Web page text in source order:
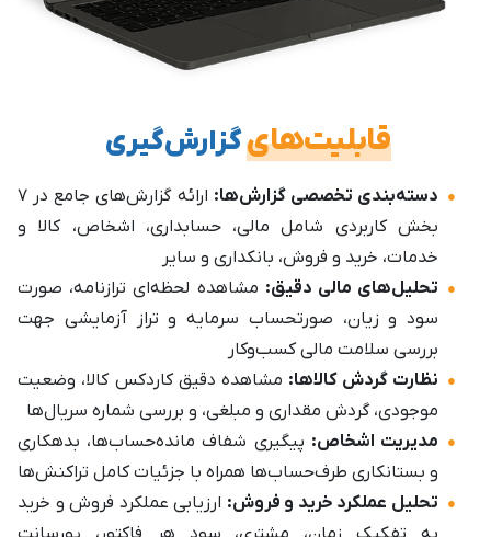
قابلیت‌هایگزارش‌گیری
دسته‌بندی تخصصی گزارش‌ها:
ارائه گزارش‌های جامع در ۷
بخش کاربردی شامل مالی، حسابداری، اشخاص، کالا و
خدمات، خرید و فروش، بانکداری و سایر
تحلیل‌های مالی دقیق: مشاهده لحظه‌ای ترازنامه، صورت
سود و زیان، صورتحساب سرمایه و تراز آزمایشی جهت
بررسی سلامت مالی کسب‌وکار
نظارت گردش کالاها: مشاهده دقیق کاردکس کالا، وضعیت
موجودی، گردش مقداری و مبلغی، و بررسی شماره سریال‌ها
مدیریت اشخاص: پیگیری شفاف مانده‌حساب‌ها، بدهکاری
و بستانکاری طرف‌حساب‌ها همراه با جزئیات کامل تراکنش‌ها
تحلیل عملکرد خرید و فروش: ارزیابی عملکرد فروش و خرید